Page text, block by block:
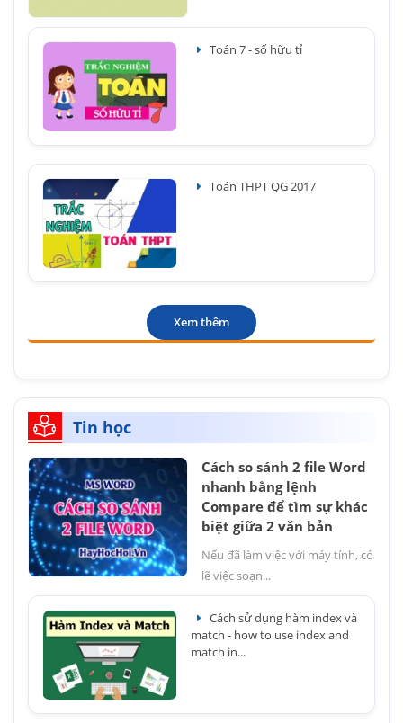
Toán 7 - số hữu tỉ
Toán THPT QG 2017
Xem thêm
Tin học
Cách so sánh 2 file Word
nhanh bằng lệnh
Compare để tìm sự khác
biệt giữa 2 văn bản
Nếu đã làm việc với máy tính, có
lẽ việc soạn...
Cách sử dụng hàm index và
match - how to use index and
match in...